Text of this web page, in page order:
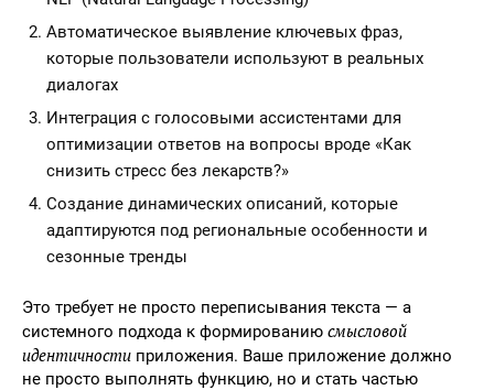
Автоматическое выявление ключевых фраз,
которые пользователи используют в реальных
диалогах
Интеграция с голосовыми ассистентами для
оптимизации ответов на вопросы вроде «Как
снизить стресс без лекарств?»
Создание динамических описаний, которые
адаптируются под региональные особенности и
сезонные тренды
Это требует не просто переписывания текста — а
системного подхода к формированию смысловой
идентичности приложения. Ваше приложение должно
не просто выполнять функцию, но и стать частью